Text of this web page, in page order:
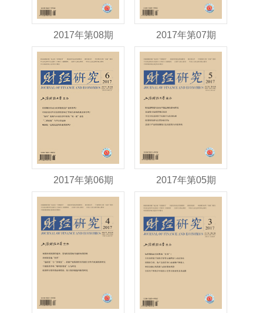
2017年第08期 2017年第07期
2017年第06期 2017年第05期